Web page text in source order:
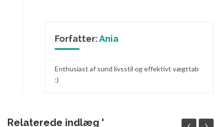
Forfatter:Ania
Enthusiast af sund livsstil og effektivt vægttab
:)
Relaterede indlæg '